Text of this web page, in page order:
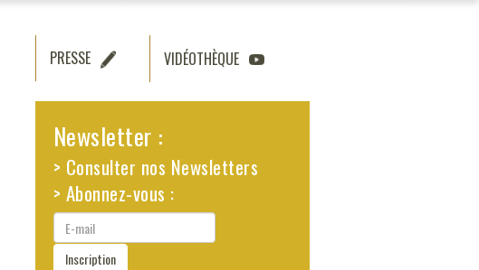
PRESSE VIDÉOTHÈQUE
Newsletter :
> Consulter nos Newsletters
> Abonnez-vous :
E-
mail
Inscription